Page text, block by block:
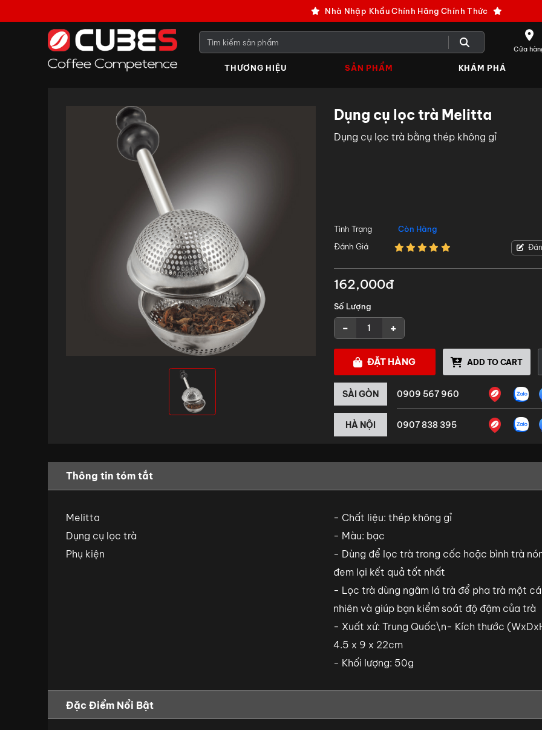
Nhà Nhập Khẩu Chính Hãng Chính Thức
Cửa
THƯƠNG HIỆU SẢN PHẨM KHÁM PHÁ
Dụng cụ lọc trà Melitta
Dụng cụ lọc trà bằng thép không gỉ
Tình Trạng
Còn Hàng
Đánh Giá
162,000đ
Số Lượng
- +
ĐẶT HÀNG ADD TO CART
SÀI GÒN 0909 567 960
HÀ NỘI 0907 838 395
Thông tin tóm tắt
Melitta
Dụng cụ lọc trà
Phụ kiện
- Chất liệu: thép không gỉ
- Màu: bạc
- Dùng để lọc trà trong cốc hoặc bình trà
đem lại kết quả tốt nhất
- Lọc trà dùng ngâm lá trà để pha trà một
nhiên và giúp bạn kiểm soát độ đậm của trà
- Xuất xứ: Trung Quốc\n- Kích thước
4.5 x 9 x 22cm
- Khối lượng: 50g
Đặc Điểm Nổi Bật